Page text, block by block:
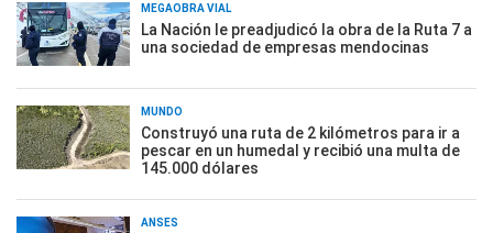
MEGAOBRA VIAL
La Nación le preadjudicó la obra de la Ruta 7 a
una sociedad de empresas mendocinas
MUNDO
Construyó una ruta de 2 kilómetros para ir a
pescar en un humedal y recibió una multa de
145.000 dólares
ANSES